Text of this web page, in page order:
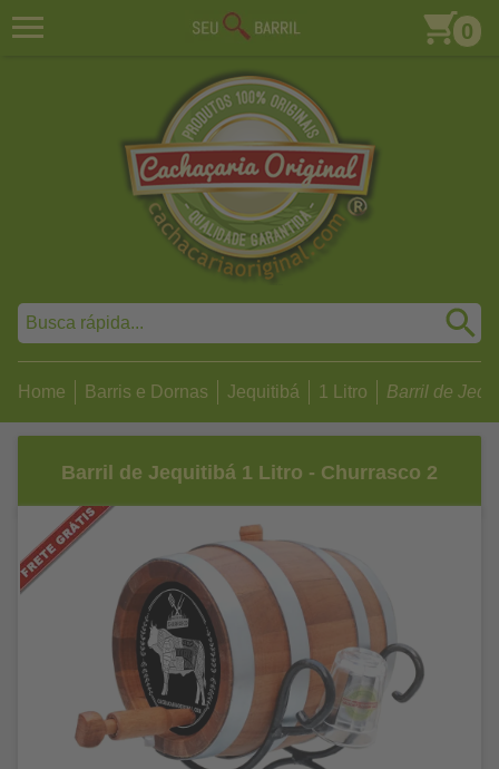
0
Home Barris e Dornas Jequitibá 1 Litro Barril de
Barril de Jequitibá 1 Litro - Churrasco 2